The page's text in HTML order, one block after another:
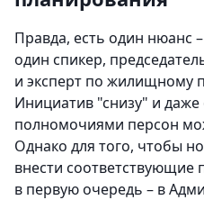
Правда, есть один нюанс
один спикер,
и эксперт по жилищному
Инициатив "снизу" и
полномочиями персон
Однако для того, чтобы
внести соответствующие
в первую очередь – в